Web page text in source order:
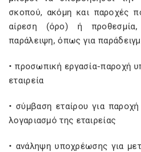
σκοπού, ακόμη και παροχές
αίρεση (όρο) ή
παράλειψη, όπως για
• προσωπική εργασία-παροχή
εταιρεία
• σύμβαση εταίρου για
λογαριασμό της εταιρείας
• ανάληψη υποχρέωσης για